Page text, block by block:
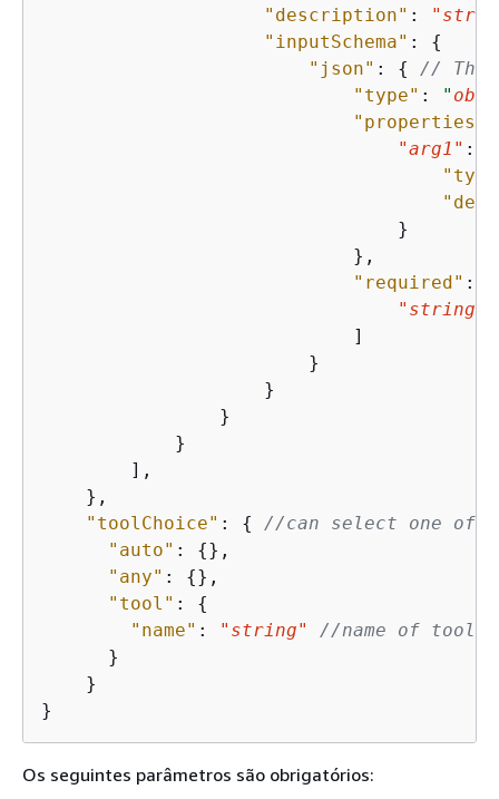
"description" :
"inputSchema" : {
"json" : {
// The
"type" : "
"properties"
"arg1" :
                                }
                            },
"required" : [
"string"
                            ]
                        }
                    }
                }
            }
        ],
    },
"toolChoice" : {
//can select one of
"auto" : {},
"any" : {},
"tool" : {
"name" : "string"
//name of tool
      }
    }
}
Os seguintes parâmetros são obrigatórios: